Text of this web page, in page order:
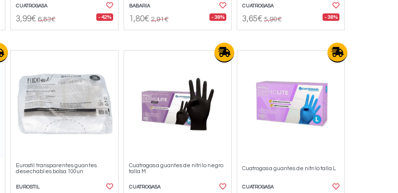
CUATROGASA
3,99€ 6,83€ - 42%
BABARIA
1,80€ 2,91€ - 38%
CUATROGASA
3,65€ 5,90€ - 38%
Eurostil transparentes guantes
desechables bolsa 100un
EUROSTIL
Cuatrogasa guantes de nitrilo negro
talla M
CUATROGASA
Cuatrogasa guantes de nitrilo talla L
CUATROGASA